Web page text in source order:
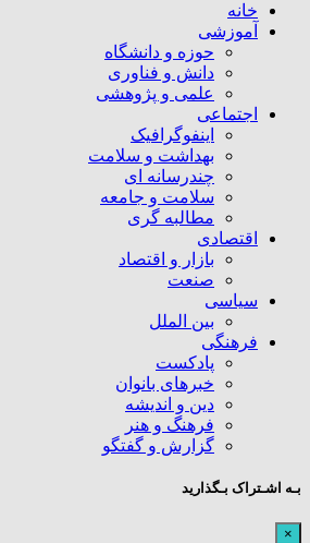
خانه
آموزشی
حوزه و دانشگاه
دانش و فناوری
علمی و پژوهشی
اجتماعی
اینفوگرافیک
بهداشت و سلامت
چندرسانه ای
سلامت و جامعه
مطالبه گری
اقتصادی
بازار و اقتصاد
صنعت
سیاسی
بین الملل
فرهنگی
پادکست
خبرهای بانوان
دین و اندیشه
فرهنگ و هنر
گزارش و گفتگو
بـه اشـتراک بـگذارید
×